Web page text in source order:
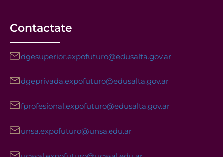
Contactate
dgesuperior.expofuturo@edusalta.gov.ar
dgeprivada.expofuturo@edusalta.gov.ar
fprofesional.expofuturo@edusalta.gov.ar
unsa.expofuturo@unsa.edu.ar